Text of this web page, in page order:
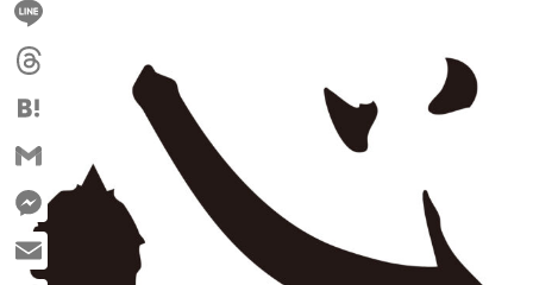
Line
Threads
Hatena
Gmail
Messenger